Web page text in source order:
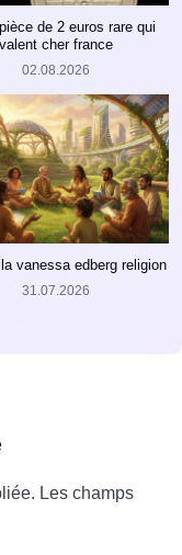
de 2 euros rare qui
valent cher france
02.08.2026
vanessa edberg religion
31.07.2026
Les champs